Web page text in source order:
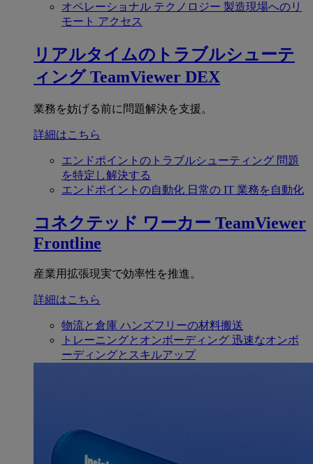
オペレーショナル テクノロジー 製造現場へのリ
モート アクセス
リアルタイムのトラブルシューテ
ィング TeamViewer DEX
業務を妨げる前に問題解決を支援。
詳細はこちら
エンドポイントのトラブルシューティング 問題
を特定し解決する
エンドポイントの自動化 日常の IT 業務を自動化
コネクテッド ワーカー TeamViewer
Frontline
産業用拡張現実で効率性を推進。
詳細はこちら
物流と倉庫 ハンズフリーの材料搬送
トレーニングとオンボーディング 迅速なオンボ
ーディングとスキルアップ